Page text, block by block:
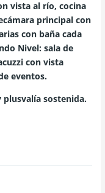
vista al río, cocina
principal con
con baña cada
Nivel: sala de
con vista
eventos.
sostenida.